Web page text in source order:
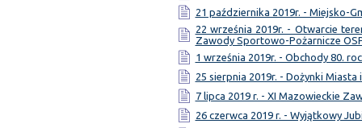
21 października 2019r. - Miejsko-
22 września 2019r. - Otwarcie
Zawody Sportowo-Pożarnicze
1 września 2019r. - Obchody 80.
25 sierpnia 2019r. - Dożynki Miasta
7 lipca 2019 r. - XI Mazowieckie
26 czerwca 2019 r. - Wyjątkowy